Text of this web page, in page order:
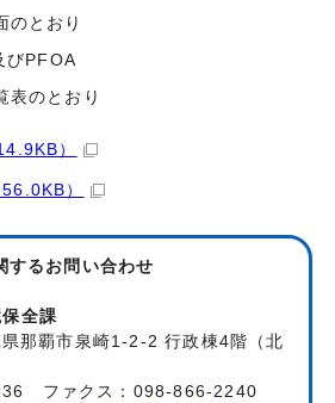
とおり
PFOA
のとおり
）
）
する お問い合わせ
全課
那覇市泉崎1-2-2 行政棟4階（北
ファクス：098-866-2240